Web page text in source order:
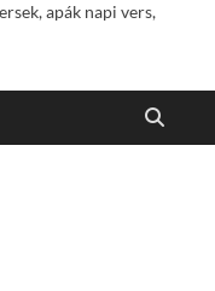
apák napi vers,